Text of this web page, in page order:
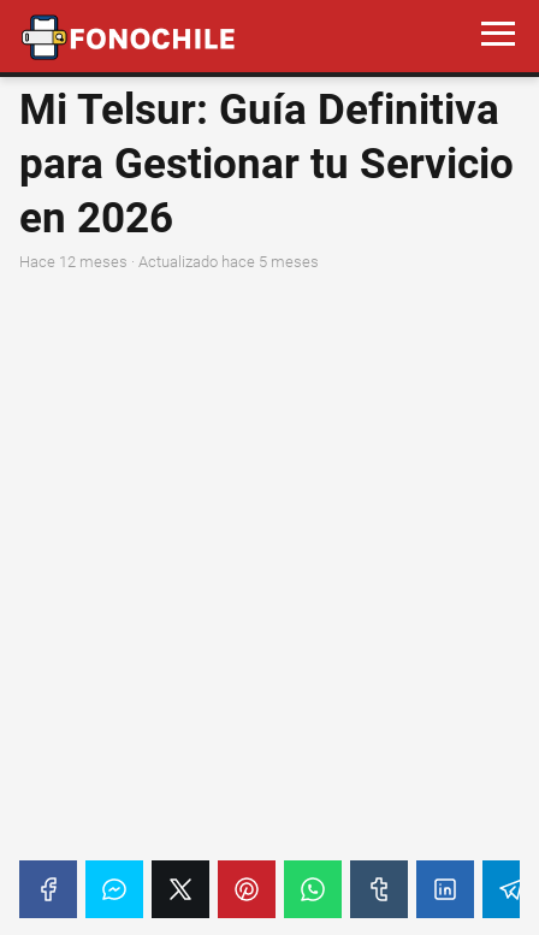
Mi Telsur: Guía Definitiva
para Gestionar tu Servicio
en 2026
hace 12 meses · Actualizado hace 5 meses